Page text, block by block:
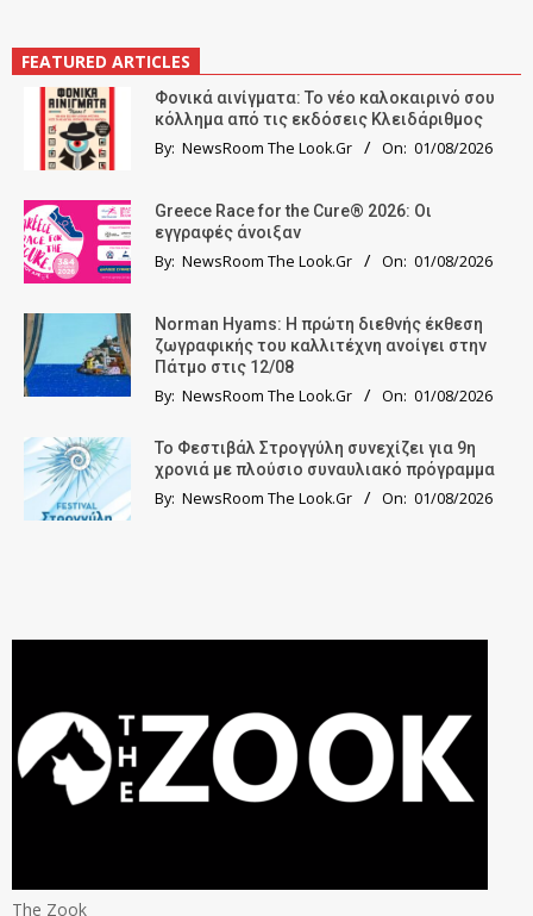
FEATURED ARTICLES
Φονικά αινίγματα: Το νέο καλοκαιρινό σου
κόλλημα από τις εκδόσεις Κλειδάριθμος
By: NewsRoom The Look.Gr On: 01/08/2026
Greece Race for the Cure® 2026: Οι
εγγραφές άνοιξαν
By: NewsRoom The Look.Gr On: 01/08/2026
Norman Hyams: Η πρώτη διεθνής έκθεση
ζωγραφικής του καλλιτέχνη ανοίγει στην
Πάτμο στις 12/08
By: NewsRoom The Look.Gr On: 01/08/2026
Το Φεστιβάλ Στρογγύλη συνεχίζει για 9η
χρονιά με πλούσιο συναυλιακό πρόγραμμα
By: NewsRoom The Look.Gr On: 01/08/2026
The Zook